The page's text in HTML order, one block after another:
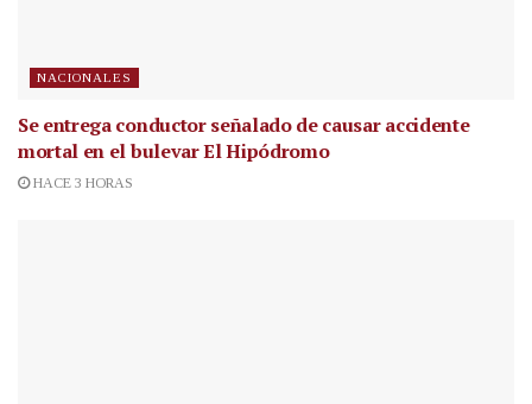
NACIONALES
Se entrega conductor señalado de causar accidente
mortal en el bulevar El Hipódromo
HACE 3 HORAS